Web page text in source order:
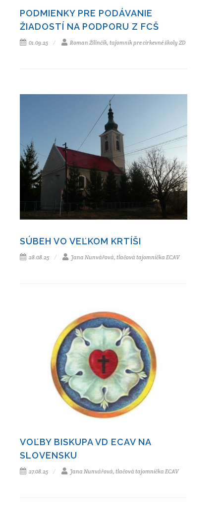
PODMIENKY PRE PODÁVANIE
ŽIADOSTÍ NA PODPORU Z FCŠ
01.09.25 Roman Žilinčík, tajomník pre cirkevné školy ZD
SÚBEH VO VEĽKOM KRTÍŠI
28.08.25 Jana Nunvářová, tlačová tajomníčka ECAV
VOĽBY BISKUPA VD ECAV NA
SLOVENSKU
27.08.25 Jana Nunvářová, tlačová tajomníčka ECAV